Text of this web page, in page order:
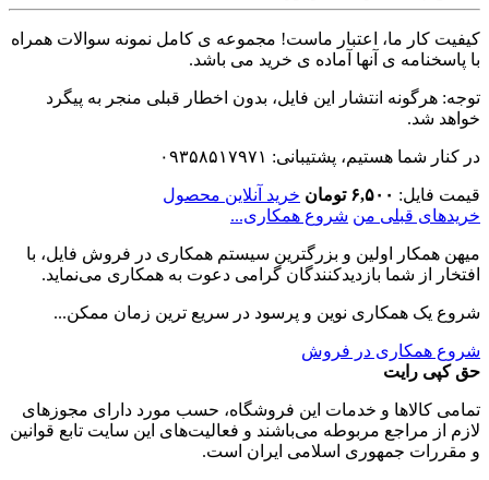
کیفیت کار ما، اعتبار ماست! مجموعه ی کامل نمونه سوالات همراه
با پاسخنامه ی آنها آماده ی خرید می باشد.
توجه: هرگونه انتشار این فایل، بدون اخطار قبلی منجر به پیگرد
خواهد شد.
در کنار شما هستیم، پشتیبانی: ۰۹۳۵۸۵۱۷۹۷۱
قیمت فایل: ۶,۵۰۰ تومان
خرید آنلاین محصول
خریدهای قبلی من شروع همکاری...
میهن همکار اولین و بزرگترین سیستم همکاری در فروش فایل، با
افتخار از شما بازدیدکنندگان گرامی دعوت به همکاری می‌نماید.
شروع یک همکاری نوین و پرسود در سریع ترین زمان ممکن...
شروع همکاری در فروش
حق کپی رایت
تمامی كالاها و خدمات اين فروشگاه، حسب مورد دارای مجوزهای
لازم از مراجع مربوطه می‌باشند و فعاليت‌های اين سايت تابع قوانين
و مقررات جمهوری اسلامی ايران است.